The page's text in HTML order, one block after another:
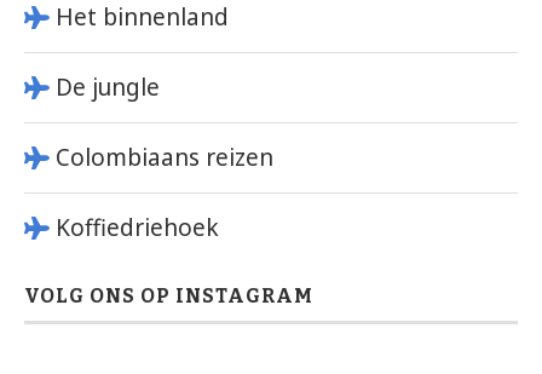
Het binnenland
De jungle
Colombiaans reizen
Koffiedriehoek
VOLG ONS OP INSTAGRAM